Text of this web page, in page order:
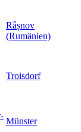
Râșnov
(Rumänien)
Troisdorf
Münster